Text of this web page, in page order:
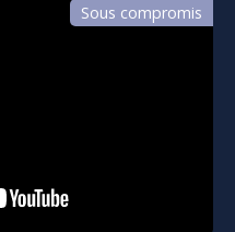
ESTIMER VENDRE
Sous compromis